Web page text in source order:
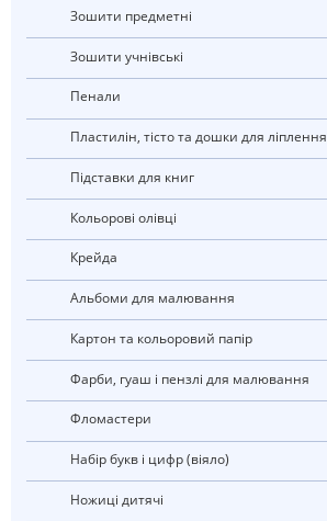
Зошити предметні
Зошити учнівські
Пенали
Пластилін, тісто та дошки для ліплення
Підставки для книг
Кольорові олівці
Крейда
Альбоми для малювання
Картон та кольоровий папір
Фарби, гуаш і пензлі для малювання
Фломастери
Набір букв і цифр (віяло)
Ножиці дитячі